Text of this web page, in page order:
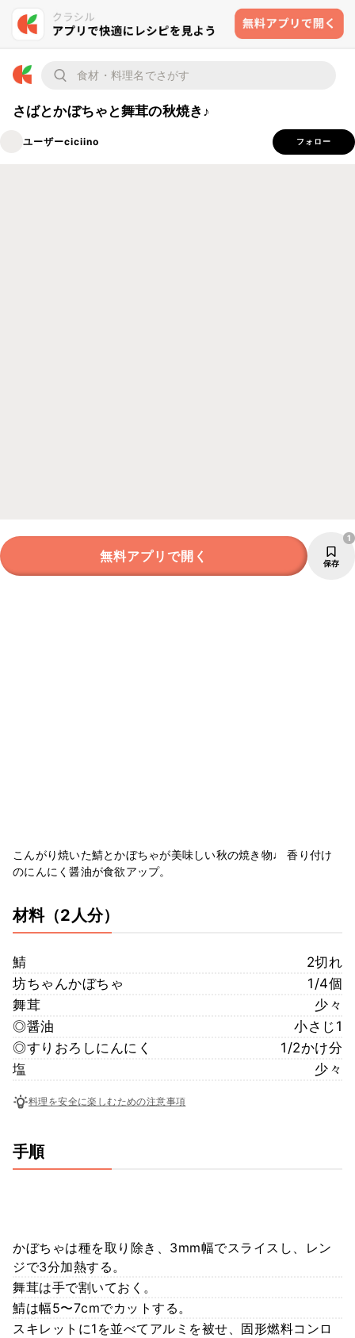
さばとかぼちゃと舞茸の秋焼き♪
ユーザーciciino フォロー
無料アプリで開く 保存
1
こんがり焼いた鯖とかぼちゃが美味しい秋の焼き物♩ 香り付け
のにんにく醤油が食欲アップ。
材料（2人分）
鯖
2切れ
坊ちゃんかぼちゃ
1/4個
舞茸
少々
◎醤油
小さじ1
◎すりおろしにんにく
1/2かけ分
塩
少々
料理を安全に楽しむための注意事項
手順
かぼちゃは種を取り除き、3mm幅でスライスし、レン
ジで3分加熱する。
舞茸は手で割いておく。
鯖は幅5〜7cmでカットする。
スキレットに1を並べてアルミを被せ、固形燃料コンロ